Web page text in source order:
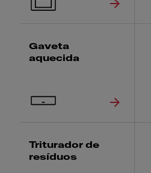
Gaveta
aquecida
Triturador de
resíduos